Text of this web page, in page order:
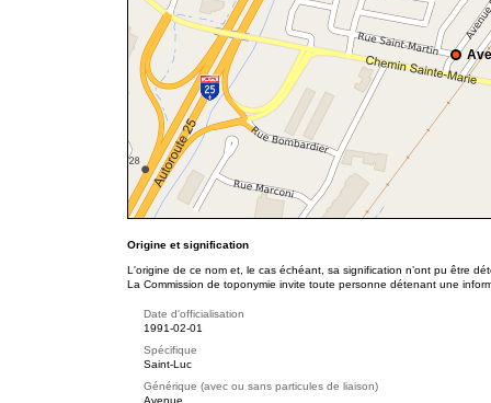
Origine et signification
L'origine de ce nom et, le cas échéant, sa signification n’ont pu être
La Commission de toponymie invite toute personne détenant une
Date d'officialisation
1991-02-01
Spécifique
Saint-Luc
Générique (avec ou sans particules de liaison)
Avenue